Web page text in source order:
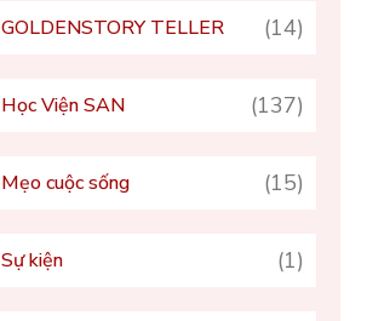
GOLDENSTORY TELLER (14)
Học Viện SAN (137)
Mẹo cuộc sống (15)
Sự kiện (1)